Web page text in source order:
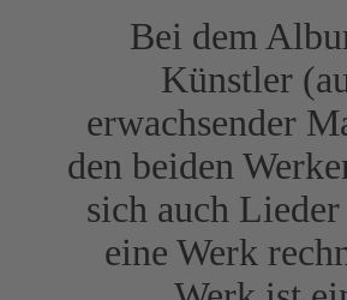
Bei dem
Künstler
erwachsender
den beiden
sich auch
eine Werk